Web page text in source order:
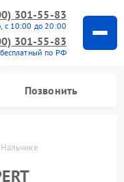
301-55-83
с 10:00 до 20:00
301-55-83
по РФ
Позвонить